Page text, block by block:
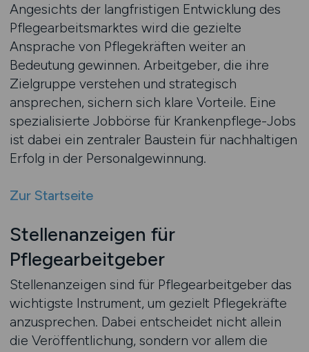
Angesichts der langfristigen Entwicklung des
Pflegearbeitsmarktes wird die gezielte
Ansprache von Pflegekräften weiter an
Bedeutung gewinnen. Arbeitgeber, die ihre
Zielgruppe verstehen und strategisch
ansprechen, sichern sich klare Vorteile. Eine
spezialisierte Jobbörse für Krankenpflege-Jobs
ist dabei ein zentraler Baustein für nachhaltigen
Erfolg in der Personalgewinnung.
Zur Startseite
Stellenanzeigen für
Pflegearbeitgeber
Stellenanzeigen sind für Pflegearbeitgeber das
wichtigste Instrument, um gezielt Pflegekräfte
anzusprechen. Dabei entscheidet nicht allein
die Veröffentlichung, sondern vor allem die